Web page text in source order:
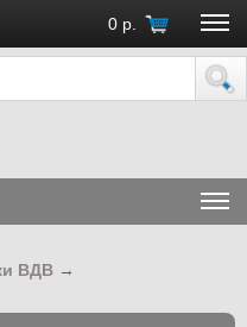
0 р.
(Москва)
ВДВ →